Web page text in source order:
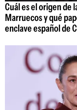
Cuál es el origen de
Marruecos y qué
enclave español de